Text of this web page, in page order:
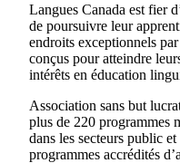
Langues Canada est fier
de poursuivre leur
endroits exceptionnels
conçus pour atteindre
intérêts en éducation
Association sans but
plus de 220 programmes
dans les secteurs public
programmes accrédités